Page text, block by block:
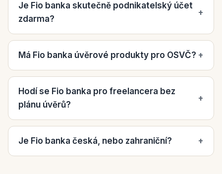
Je Fio banka skutečně podnikatelský účet
zdarma?
+
Má Fio banka úvěrové produkty pro OSVČ? +
Hodí se Fio banka pro freelancera bez
plánu úvěrů?
+
Je Fio banka česká, nebo zahraniční? +